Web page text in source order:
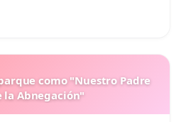
como "Nuestro Padre
la Abnegación"